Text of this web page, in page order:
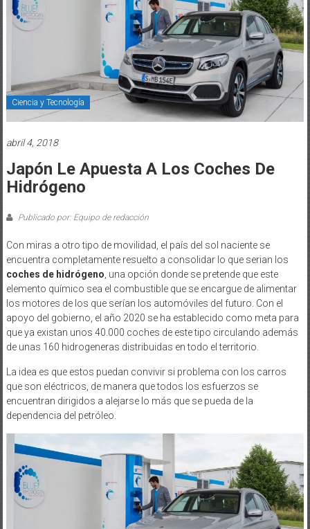
Ciencia y Tecnología
abril 4, 2018
Japón Le Apuesta A Los Coches De
Hidrógeno
Publicado por: Equipo de redacción
Con miras a otro tipo de movilidad, el país del sol naciente se
encuentra completamente resuelto a consolidar lo que serian los
coches de hidrógeno una opción donde se pretende que este
elemento químico sea el combustible que se encargue de alimentar
los motores de los que serían los automóviles del futuro. Con el
apoyo del gobierno, el año 2020 se ha establecido como meta para
que ya existan unos 40.000 coches de este tipo circulando además
de unas 160 hidrogeneras distribuidas en todo el territorio.
La idea es que estos puedan convivir si problema con los carros
que son eléctricos, de manera que todos los esfuerzos se
encuentran dirigidos a alejarse lo más que se pueda de la
dependencia del petróleo.